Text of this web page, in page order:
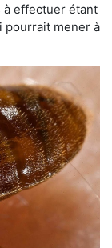
à effectuer étant
pourrait mener à